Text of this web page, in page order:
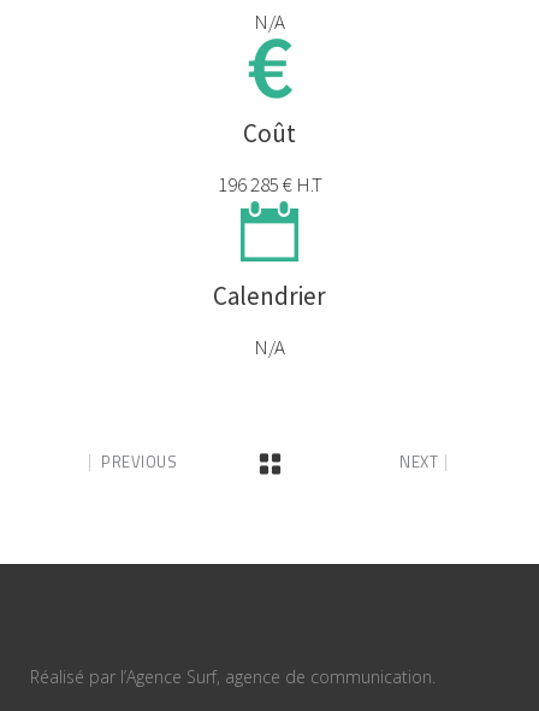
N/A
Coût
196 285 € H.T
Calendrier
N/A
PREVIOUS NEXT
Réalisé par l’Agence Surf, agence de communication.